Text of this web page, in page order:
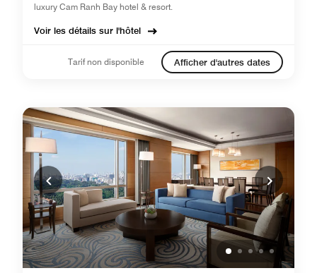
luxury Cam Ranh Bay hotel & resort.
Voir les détails sur l'hôtel
Tarif non disponible Afficher d'autres dates